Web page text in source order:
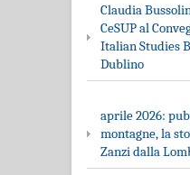
Claudia
CeSUP al
Italian Studies
Dublino
aprile 2026:
montagne, la
Zanzi dalla